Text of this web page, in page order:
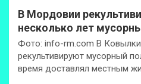
В Мордовии
несколько лет
Фото: info-rm.com В
рекультивируют мусорный
время доставлял местным